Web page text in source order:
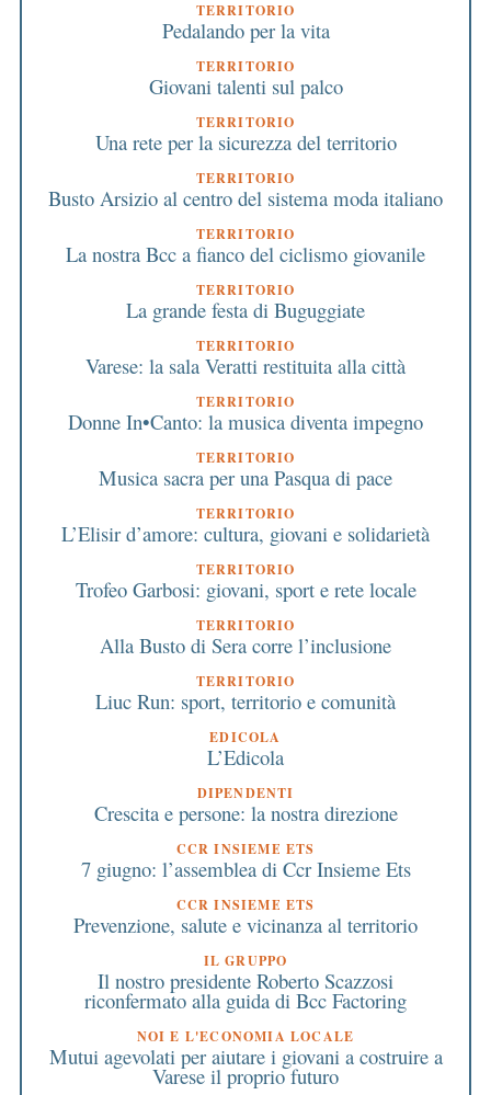
TERRITORIO
Pedalando per la vita
TERRITORIO
Giovani talenti sul palco
TERRITORIO
Una rete per la sicurezza del territorio
TERRITORIO
Busto Arsizio al centro del sistema moda italiano
TERRITORIO
La nostra Bcc a fianco del ciclismo giovanile
TERRITORIO
La grande festa di Buguggiate
TERRITORIO
Varese: la sala Veratti restituita alla città
TERRITORIO
Donne In•Canto: la musica diventa impegno
TERRITORIO
Musica sacra per una Pasqua di pace
TERRITORIO
L’Elisir d’amore: cultura, giovani e solidarietà
TERRITORIO
Trofeo Garbosi: giovani, sport e rete locale
TERRITORIO
Alla Busto di Sera corre l’inclusione
TERRITORIO
Liuc Run: sport, territorio e comunità
EDICOLA
L’Edicola
DIPENDENTI
Crescita e persone: la nostra direzione
CCR INSIEME ETS
7 giugno: l’assemblea di Ccr Insieme Ets
CCR INSIEME ETS
Prevenzione, salute e vicinanza al territorio
IL GRUPPO
Il nostro presidente Roberto Scazzosi
riconfermato alla guida di Bcc Factoring
NOI E L'ECONOMIA LOCALE
Mutui agevolati per aiutare i giovani a costruire a
Varese il proprio futuro